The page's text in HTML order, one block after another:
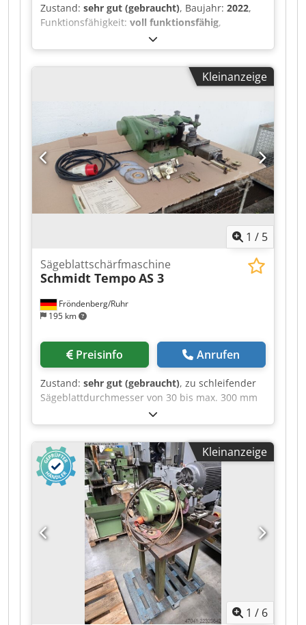
Zustand: sehr gut (gebraucht), Baujahr: 2022,
Funktionsfähigkeit: voll funktionsfähig,
VOLLMER CHX840 Schärfmaschine für
Hartmetall-Kreissägeblätter Dwedpfxezpg Uko
Adyea Maschine aus dem Jahr 2022
Automatisches Schärfen von Vorder- und
Betrieb mit Öl und verstärkter Pumpe
Absaugung von Ölnebel Manuelles Löschsystem
Auffangwanne unter der Maschine Vorrichtung
zum Schärfen von Stecheisen Mehrfacetten-
Zahnprofilprogramm (freie Programmierung)
Automatisches, akustisches Nullpunkt-
Erkennungssystem Planscheibenschleifscheibe,
Rückenschleifscheibe, Zentrierringe,
automatischer Sägeblatt-Halter Transport,
Kleinanzeige
1 / 5
Fröndenberg/Ruhr
195 km
Sägeblattschärfmaschine
Schmidt TempoAS 3
Preisinfo Anrufen
Zustand: sehr gut (gebraucht), zu schleifender
Sägeblattdurchmesser von 30 bis max. 300 mm
Schleifscheibendurchmesser 150 mm, sehr viel
Zubehör Dwodjzntwpepfx Adyoa guter,
gepflegter Zustand Bedienungsanleitung ist
vorhanden
Kleinanzeige
1 / 6